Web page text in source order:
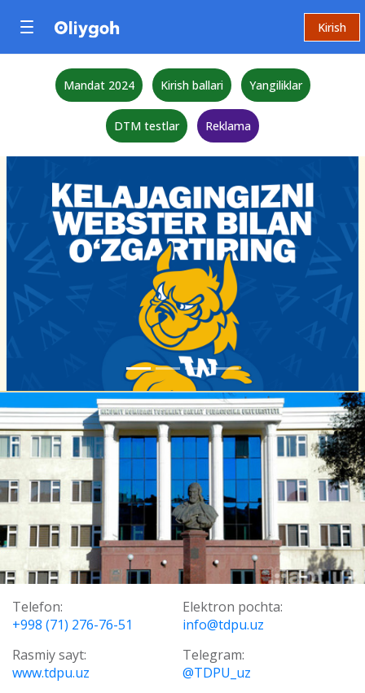
Kirish
Mandat 2024 Kirish ballari Yangiliklar
DTM testlar Reklama
Telefon:
+998 (71) 276-76-51
Elektron pochta:
info@tdpu.uz
Rasmiy sayt:
www.tdpu.uz
Telegram:
@TDPU_uz